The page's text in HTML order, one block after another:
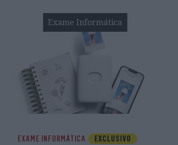
Exame Informática
EXAME INFORMÁTICA EXCLUSIVO